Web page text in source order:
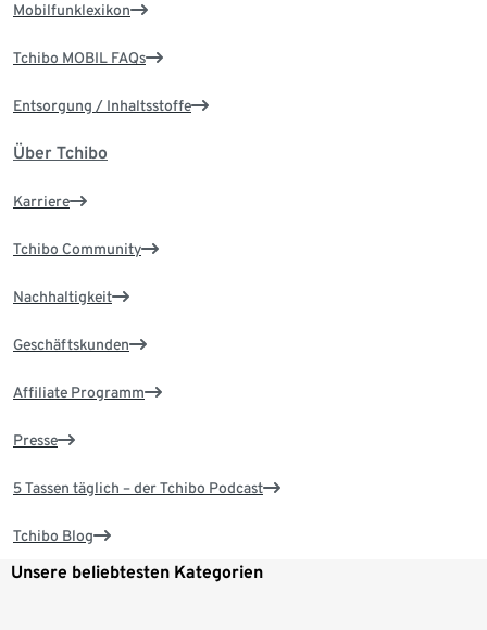
Mobilfunklexikon
Tchibo MOBIL FAQs
Entsorgung / Inhaltsstoffe
Über Tchibo
Karriere
Tchibo Community
Nachhaltigkeit
Geschäftskunden
Affiliate Programm
Presse
5 Tassen täglich – der Tchibo Podcast
Tchibo Blog
Unsere beliebtesten Kategorien